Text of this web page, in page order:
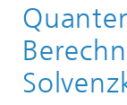
Bereich